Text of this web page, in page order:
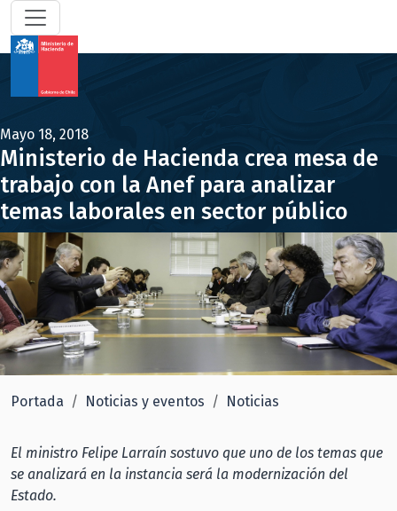
Mayo 18, 2018
Ministerio de Hacienda crea mesa de
trabajo con la Anef para analizar
temas laborales en sector público
Portada Noticias y eventos Noticias
El ministro Felipe Larraín sostuvo que uno de los temas que
se analizará en la instancia será la modernización del
Estado.